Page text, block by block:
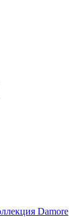
Damore